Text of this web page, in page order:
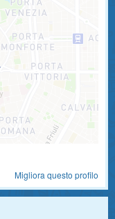
Migliora questo profilo